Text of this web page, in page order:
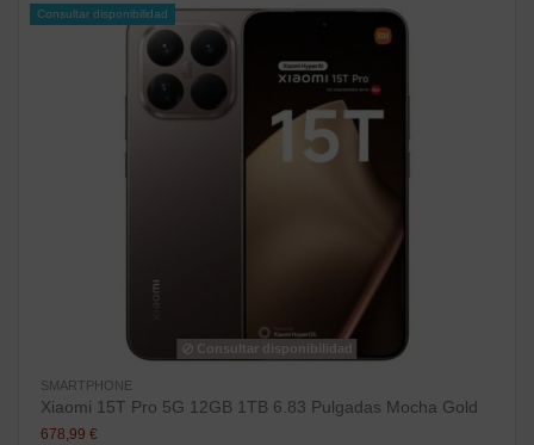
Consultar disponibilidad
Consultar disponibilidad
SMARTPHONE
Xiaomi 15T Pro 5G 12GB 1TB 6.83 Pulgadas Mocha Gold
678,99 €